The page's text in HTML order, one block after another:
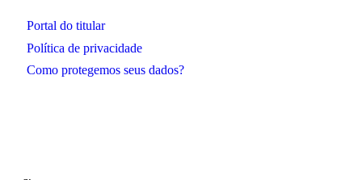
Portal do titular
Política de privacidade
Como protegemos seus dados?